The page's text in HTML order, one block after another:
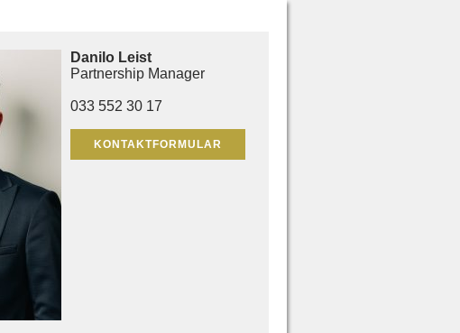
Danilo Leist
Partnership Manager
033 552 30 17
KONTAKTFORMULAR